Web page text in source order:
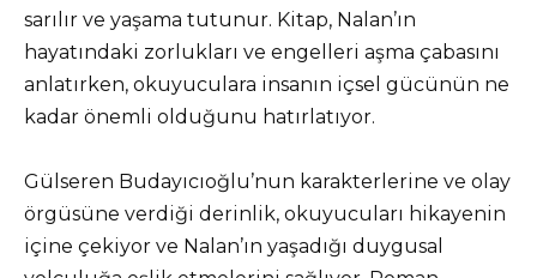
sarılır ve yaşama tutunur. Kitap, Nalan’ın
hayatındaki zorlukları ve engelleri aşma çabasını
anlatırken, okuyuculara insanın içsel gücünün ne
kadar önemli olduğunu hatırlatıyor.
Gülseren Budayıcıoğlu’nun karakterlerine ve olay
örgüsüne verdiği derinlik, okuyucuları hikayenin
içine çekiyor ve Nalan’ın yaşadığı duygusal